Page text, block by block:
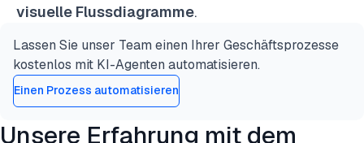
visuelle Flussdiagramme.
Lassen Sie unser Team einen Ihrer Geschäftsprozesse
kostenlos mit KI-Agenten automatisieren.
Einen Prozess automatisieren
Unsere Erfahrung mit dem